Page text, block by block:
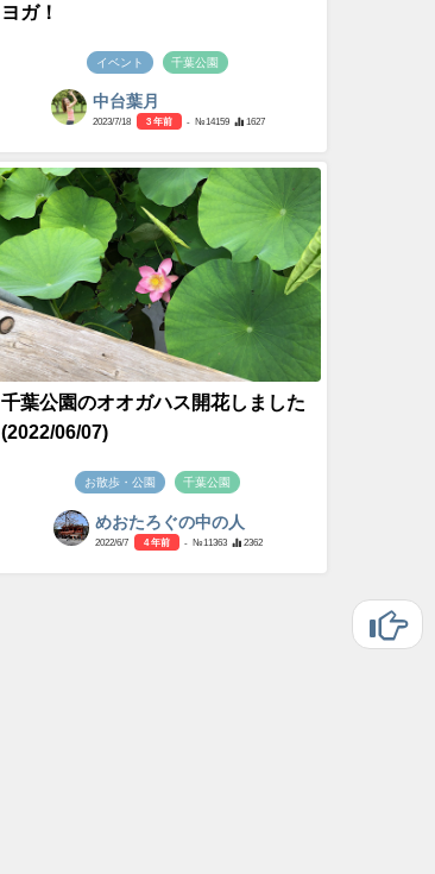
ヨガ！
イベント 千葉公園
中台葉月
2023/7/18 3 年前 - №14159 1627
千葉公園のオオガハス開花しました
(2022/06/07)
お散歩・公園 千葉公園
めおたろぐの中の人
2022/6/7 4 年前 - №11363 2362